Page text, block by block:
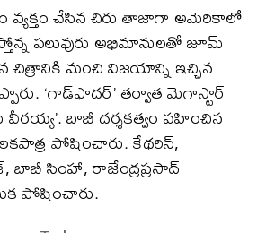
చేసిన చిరు తాజాగా అమెరికాలో
పలువురు అభిమానులతో జూమ్‌
మంచి విజయాన్ని ఇచ్చిన
‘గాడ్‌ఫాదర్‌’ తర్వాత మెగాస్టార్‌
వీరయ్య’. బాబీ దర్శకత్వం వహించిన
పోషించారు. కేథరిన్‌,
బాబీ సింహా, రాజేంద్రప్రసాద్‌
పోషించారు.